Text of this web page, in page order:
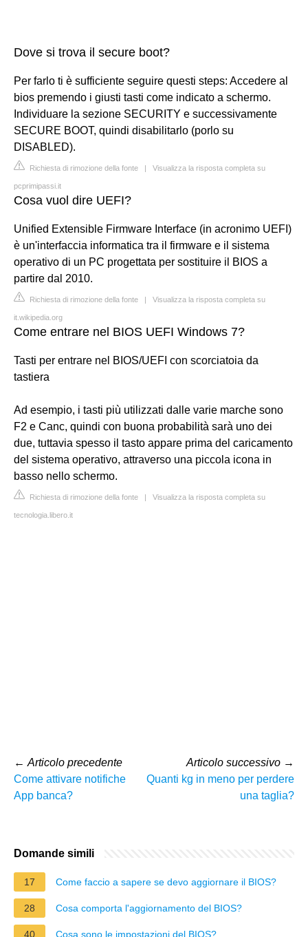
Dove si trova il secure boot?
Per farlo ti è sufficiente seguire questi steps: Accedere al
bios premendo i giusti tasti come indicato a schermo.
Individuare la sezione SECURITY e successivamente
SECURE BOOT, quindi disabilitarlo (porlo su
DISABLED).
Richiesta di rimozione della fonte | Visualizza la risposta completa su
pcprimipassi.it
Cosa vuol dire UEFI?
Unified Extensible Firmware Interface (in acronimo UEFI)
è un'interfaccia informatica tra il firmware e il sistema
operativo di un PC progettata per sostituire il BIOS a
partire dal 2010.
Richiesta di rimozione della fonte | Visualizza la risposta completa su
it.wikipedia.org
Come entrare nel BIOS UEFI Windows 7?
Tasti per entrare nel BIOS/UEFI con scorciatoia da
tastiera
Ad esempio, i tasti più utilizzati dalle varie marche sono
F2 e Canc, quindi con buona probabilità sarà uno dei
due, tuttavia spesso il tasto appare prima del caricamento
del sistema operativo, attraverso una piccola icona in
basso nello schermo.
Richiesta di rimozione della fonte | Visualizza la risposta completa su
tecnologia.libero.it
← Articolo precedente
Come attivare notifiche
App banca?
Articolo successivo →
Quanti kg in meno per perdere
una taglia?
Domande simili
17 Come faccio a sapere se devo aggiornare il BIOS?
28 Cosa comporta l'aggiornamento del BIOS?
40 Cosa sono le impostazioni del BIOS?